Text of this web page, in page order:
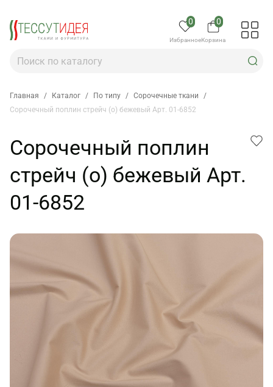
0
Избранное
0
Корзина
Главная / Каталог / По типу / Сорочечные ткани
/
Сорочечный поплин стрейч (о) бежевый Арт. 01-6852
Сорочечный поплин
стрейч (о) бежевый Арт.
01-6852